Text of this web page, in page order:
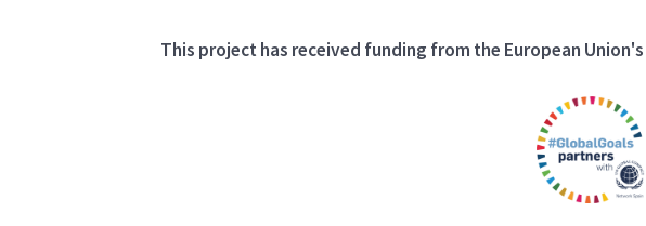
This project has received funding from the European